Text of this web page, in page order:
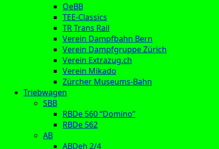
OeBB
TEE-Classics
TR Trans Rail
Verein Dampfbahn Bern
Verein Dampfgruppe Zürich
Verein Extrazug.ch
Verein Mikado
Zürcher Museums-Bahn
Triebwagen
SBB
RBDe 560 “Domino”
RBDe 562
AB
ABDeh 2/4